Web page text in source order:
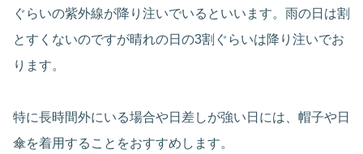
ぐらいの紫外線が降り注いでいるといいます。雨の日は割
とすくないのですが晴れの日の3割ぐらいは降り注いでお
ります。
特に長時間外にいる場合や日差しが強い日には、帽子や日
傘を着用することをおすすめします。